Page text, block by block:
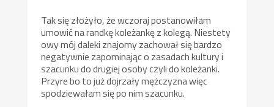
Tak się złożyło, że wczoraj postanowiłam
umowić na randkę koleżankę z kolegą. Niestety
owy mój daleki znajomy zachował się bardzo
negatywnie zapominając o zasadach kultury i
szacunku do drugiej osoby czyli do koleżanki.
Przyre bo to już dojrzały mężczyzna więc
spodziewałam się po nim szacunku.